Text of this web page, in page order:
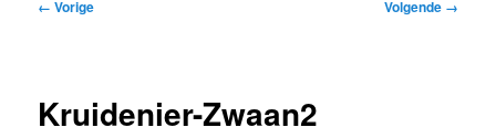
← Vorige Volgende →
Kruidenier-Zwaan2